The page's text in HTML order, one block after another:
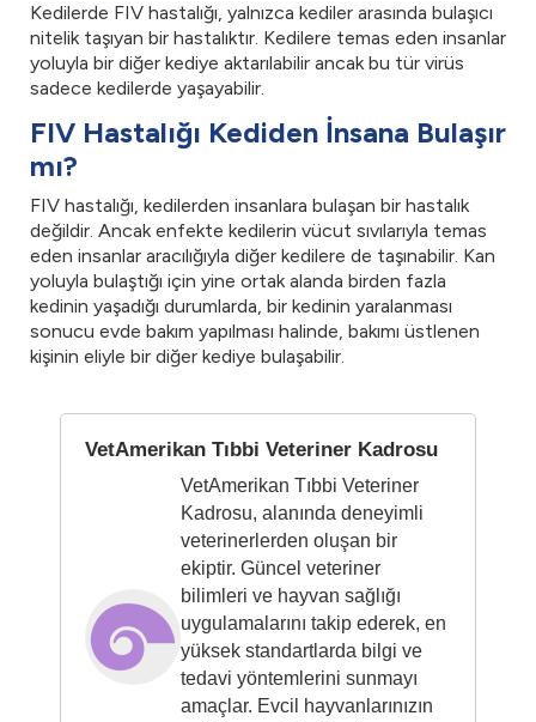
Kedilerde FIV hastalığı, yalnızca kediler arasında bulaşıcı
nitelik taşıyan bir hastalıktır. Kedilere temas eden insanlar
yoluyla bir diğer kediye aktarılabilir ancak bu tür virüs
sadece kedilerde yaşayabilir.
FIV Hastalığı Kediden İnsana Bulaşır
mı?
FIV hastalığı, kedilerden insanlara bulaşan bir hastalık
değildir. Ancak enfekte kedilerin vücut sıvılarıyla temas
eden insanlar aracılığıyla diğer kedilere de taşınabilir. Kan
yoluyla bulaştığı için yine ortak alanda birden fazla
kedinin yaşadığı durumlarda, bir kedinin yaralanması
sonucu evde bakım yapılması halinde, bakımı üstlenen
kişinin eliyle bir diğer kediye bulaşabilir.
VetAmerikan Tıbbi Veteriner Kadrosu
VetAmerikan Tıbbi Veteriner
Kadrosu, alanında deneyimli
veterinerlerden oluşan bir
ekiptir. Güncel veteriner
bilimleri ve hayvan sağlığı
uygulamalarını takip ederek, en
yüksek standartlarda bilgi ve
tedavi yöntemlerini sunmayı
amaçlar. Evcil hayvanlarınızın